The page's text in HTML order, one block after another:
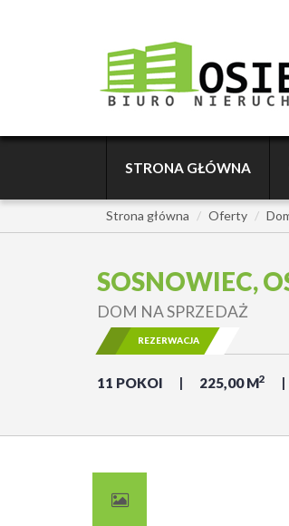
STRONA GŁÓWNA
Strona główna Oferty
SOSNOWIEC,
DOM NA SPRZEDAŻ
11 POKOI 225,00 M2
REZERWACJA